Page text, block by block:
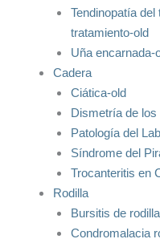
Tendinopatía
tratamiento-old
Uña encarnada-
Cadera
Ciática-old
Dismetría de
Patología del
Síndrome del
Trocanteritis en
Rodilla
Bursitis de
Condromalacia